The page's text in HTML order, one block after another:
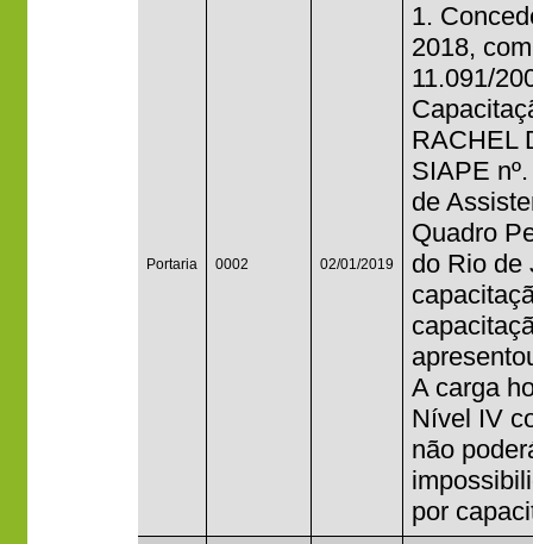
Portaria 0002 02/01/2019
1.
2018,
11.091/
RACHEL
SIAPE
de
Quadro
do Rio de
A carga
Nível IV
não
por